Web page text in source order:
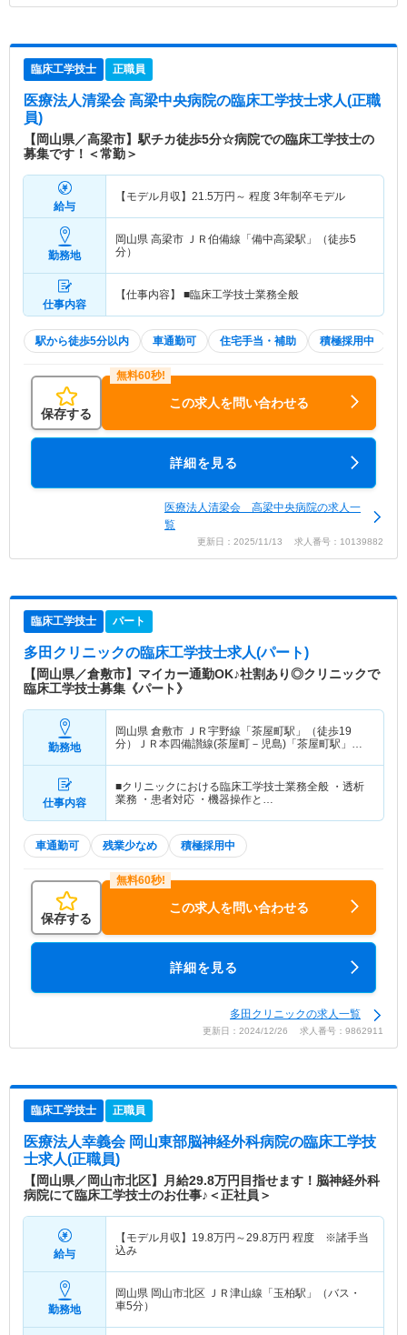
臨床工学技士 正職員
医療法人清梁会 高梁中央病院の臨床工学技士求人(正職
員)
【岡山県／高梁市】駅チカ徒歩5分☆病院での臨床工学技士の
募集です！＜常勤＞
給与
【モデル月収】 21.5万円～ 程度 3年制卒モデル
勤務地
岡山県 高梁市 ＪＲ伯備線「備中高梁駅」（徒歩5
分）
仕事内容
【仕事内容】 ■臨床工学技士業務全般
駅から徒歩5分以内 車通勤可 住宅手当・補助 積極採用中
保存する
この求人を問い合わせる
詳細を見る
医療法人清梁会 高梁中央病院の求人一
覧
更新日：2025/11/13 求人番号：10139882
臨床工学技士 パート
多田クリニックの臨床工学技士求人(パート)
【岡山県／倉敷市】マイカー通勤OK♪社割あり◎クリニックで
臨床工学技士募集《パート》
勤務地
岡山県 倉敷市 ＪＲ宇野線「茶屋町駅」（徒歩19
分）ＪＲ本四備讃線(茶屋町－児島)「茶屋町駅」
仕事内容
■クリニックにおける臨床工学技士業務全般 ・透析
業務 ・患者対応 ・機器操作と…
車通勤可 残業少なめ 積極採用中
保存する
この求人を問い合わせる
詳細を見る
多田クリニックの求人一覧
更新日：2024/12/26 求人番号：9862911
臨床工学技士 正職員
医療法人幸義会 岡山東部脳神経外科病院の臨床工学技
士求人(正職員)
【岡山県／岡山市北区】月給29.8万円目指せます！脳神経外科
病院にて臨床工学技士のお仕事♪＜正社員＞
給与
【モデル月収】 19.8万円～29.8万円 程度 ※諸手当
込み
勤務地
岡山県 岡山市北区 ＪＲ津山線「玉柏駅」（バス・
車5分）